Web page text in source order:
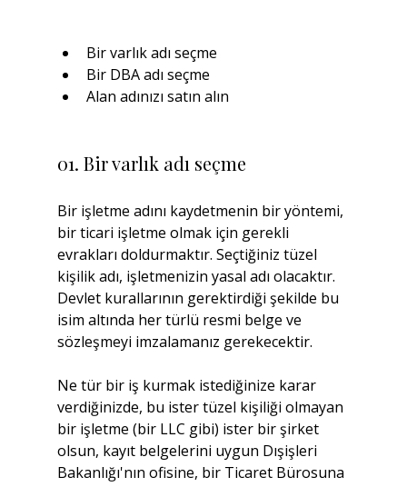
Bir varlık adı seçme
Bir DBA adı seçme
Alan adınızı satın alın
01. Bir varlık adı seçme
Bir işletme adını kaydetmenin bir yöntemi,
bir ticari işletme olmak için gerekli
evrakları doldurmaktır. Seçtiğiniz tüzel
kişilik adı, işletmenizin yasal adı olacaktır.
Devlet kurallarının gerektirdiği şekilde bu
isim altında her türlü resmi belge ve
sözleşmeyi imzalamanız gerekecektir.
Ne tür bir iş kurmak istediğinize karar
verdiğinizde, bu ister tüzel kişiliği olmayan
bir işletme (bir LLC gibi) ister bir şirket
olsun, kayıt belgelerini uygun Dışişleri
Bakanlığı'nın ofisine, bir Ticaret Bürosuna